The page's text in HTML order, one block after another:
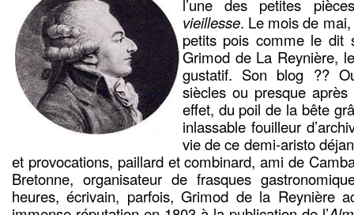
l’une des petites
vieillesse. Le mois de
petits pois comme le dit
Grimod de La Reynière,
gustatif. Son blog ??
siècles ou presque
effet, du poil de la bête
inlassable fouilleur
vie de ce demi-aristo
et provocations, paillard et combinard, ami de
Bretonne, organisateur de frasques
heures, écrivain, parfois, Grimod de la Reynière